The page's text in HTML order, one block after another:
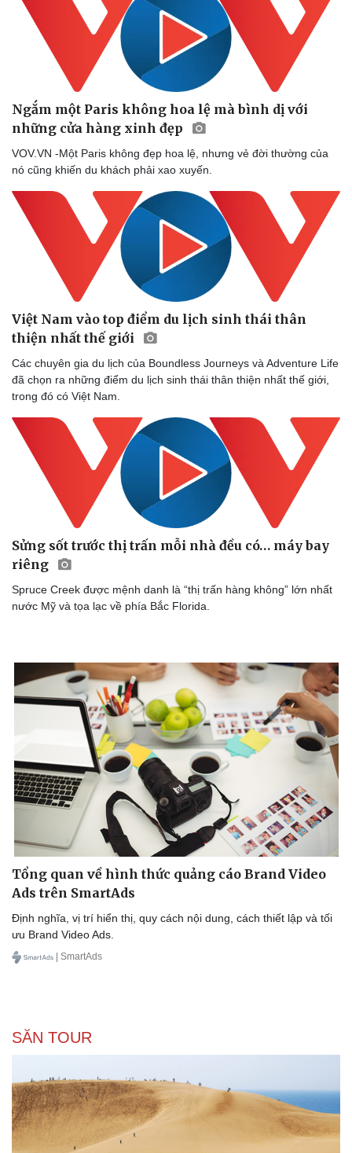
Sức khỏe
Dinh dưỡng - món ngon
Cây thuốc
Sản phụ khoa
Làm đẹp - giảm cân
Phòng mạch online
Đời sống
Nhà đẹp
Blog
Tình yêu - Gia đình
Văn hóa
Sân khấu - Điện ảnh
Văn học
Âm nhạc
Giải trí
Nghệ sĩ
Thời trang
Ngắm một Paris không hoa lệ mà bình dị với
những cửa hàng xinh đẹp
VOV.VN -Một Paris không đẹp hoa lệ, nhưng vẻ đời thường của
nó cũng khiến du khách phải xao xuyến.
Việt Nam vào top điểm du lịch sinh thái thân
thiện nhất thế giới
Các chuyên gia du lịch của Boundless Journeys và Adventure Life
đã chọn ra những điểm du lịch sinh thái thân thiện nhất thế giới,
trong đó có Việt Nam.
Sửng sốt trước thị trấn mỗi nhà đều có… máy bay
riêng
Spruce Creek được mệnh danh là “thị trấn hàng không” lớn nhất
nước Mỹ và tọa lạc về phía Bắc Florida.
Tổng quan về hình thức quảng cáo Brand Video
Ads trên SmartAds
Định nghĩa, vị trí hiển thị, quy cách nội dung, cách thiết lập và tối
ưu Brand Video Ads.
| SmartAds
SĂN TOUR